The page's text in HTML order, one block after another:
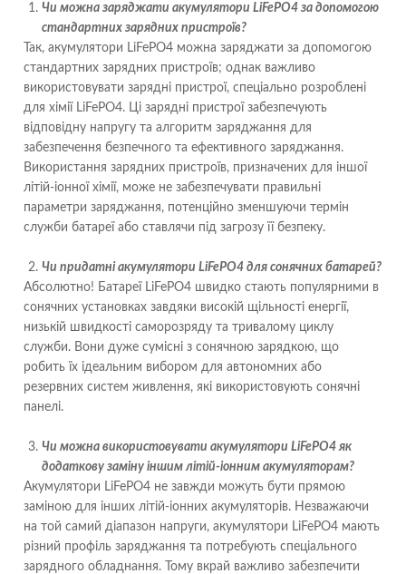
Чи можна заряджати акумулятори LiFePO4 за допомогою
стандартних зарядних пристроїв?
Так, акумулятори LiFePO4 можна заряджати за допомогою
стандартних зарядних пристроїв; однак важливо
використовувати зарядні пристрої, спеціально розроблені
для хімії LiFePO4. Ці зарядні пристрої забезпечують
відповідну напругу та алгоритм заряджання для
забезпечення безпечного та ефективного заряджання.
Використання зарядних пристроїв, призначених для іншої
літій-іонної хімії, може не забезпечувати правильні
параметри заряджання, потенційно зменшуючи термін
служби батареї або ставлячи під загрозу її безпеку.
Чи придатні акумулятори LiFePO4 для сонячних батарей?
Абсолютно! Батареї LiFePO4 швидко стають популярними в
сонячних установках завдяки високій щільності енергії,
низькій швидкості саморозряду та тривалому циклу
служби. Вони дуже сумісні з сонячною зарядкою, що
робить їх ідеальним вибором для автономних або
резервних систем живлення, які використовують сонячні
панелі.
Чи можна використовувати акумулятори LiFePO4 як
додаткову заміну іншим літій-іонним акумуляторам?
Акумулятори LiFePO4 не завжди можуть бути прямою
заміною для інших літій-іонних акумуляторів. Незважаючи
на той самий діапазон напруги, акумулятори LiFePO4 мають
різний профіль заряджання та потребують спеціального
зарядного обладнання. Тому вкрай важливо забезпечити